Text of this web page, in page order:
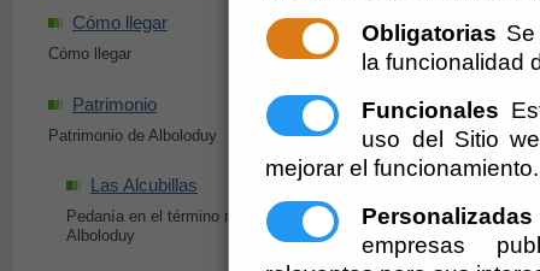
Obligatorias
la funcionalidad
Funcionales
uso del Sitio
mejorar el funcionamiento.
Personalizadas
empresas
Cómo llegar
Cómo llegar
Historia
Historia de Alboloduy
Patrimonio
Patrimonio de Alboloduy
Las Alcubillas
Pedanía en el término municipal de
Alboloduy
Senderos
Senderos del
Eventos y Fiestas de
Fiestas